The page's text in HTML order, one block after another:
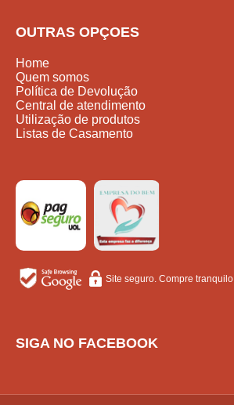
OUTRAS OPÇOES
Home
Quem somos
Política de Devolução
Central de atendimento
Utilização de produtos
Listas de Casamento
Site seguro. Compre tranquilo.
SIGA NO FACEBOOK